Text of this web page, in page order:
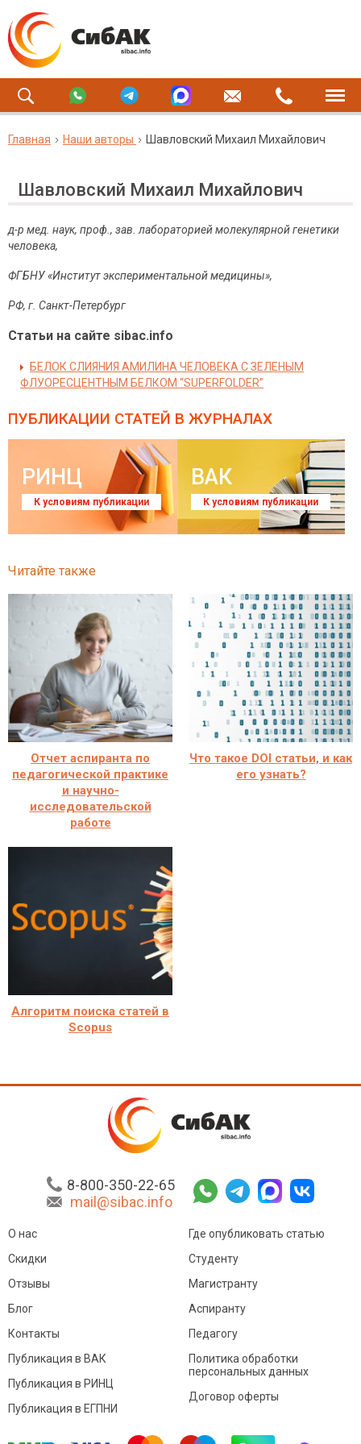
Главная Наши авторы Шавловский Михаил Михайлович
Шавловский Михаил Михайлович
д-р мед. наук, проф., зав. лабораторией молекулярной генетики
человека,
ФГБНУ «Институт экспериментальной медицины»,
РФ, г. Санкт-Петербург
Статьи на сайте sibac.info
БЕЛОК СЛИЯНИЯ АМИЛИНА ЧЕЛОВЕКА С ЗЕЛЕНЫМ
ФЛУОРЕСЦЕНТНЫМ БЕЛКОМ “SUPERFOLDER”
ПУБЛИКАЦИИ СТАТЕЙ В ЖУРНАЛАХ
РИНЦ
К условиям публикации
ВАК
К условиям публикации
Читайте также
Отчет аспиранта по
педагогической практике
и научно-
исследовательской
работе
Что такое DOI статьи, и как
его узнать?
Алгоритм поиска статей в
Scopus
8-800-350-22-65
mail@sibac.info
О нас
Скидки
Отзывы
Блог
Контакты
Где опубликовать статью
Студенту
Магистранту
Аспиранту
Педагогу
Публикация в ВАК
Публикация в РИНЦ
Публикация в ЕГПНИ
Политика обработки
персональных данных
Договор оферты